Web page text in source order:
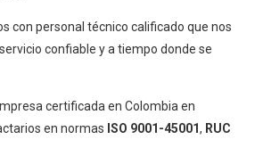
con personal técnico calificado que nos
confiable y a tiempo donde se
certificada en Colombia en
en normas ISO 9001-45001, RUC